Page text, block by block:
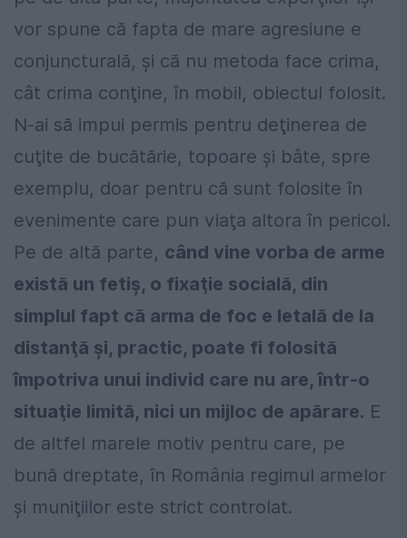
vor spune că fapta de mare agresiune e
conjuncturală, şi că nu metoda face crima,
cât crima conţine, în mobil, obiectul folosit.
N-ai să impui permis pentru deţinerea de
cuţite de bucătărie, topoare şi bâte, spre
exemplu, doar pentru că sunt folosite în
evenimente care pun viaţa altora în pericol.
Pe de altă parte, când vine vorba de arme
există un fetiş, o fixaţie socială, din
simplul fapt că arma de foc e letală de la
distanţă şi, practic, poate fi folosită
împotriva unui individ care nu are, într-o
situaţie limită, nici un mijloc de apărare. E
de altfel marele motiv pentru care, pe
bună dreptate, în România regimul armelor
şi muniţiilor este strict controlat.